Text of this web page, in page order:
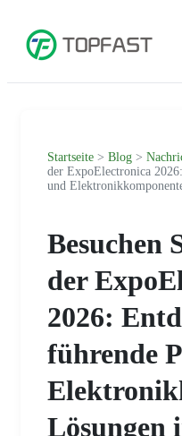
Startseite > Blog >
der ExpoElectronica
und
Besuchen
der
2026:
führende
Lösungen